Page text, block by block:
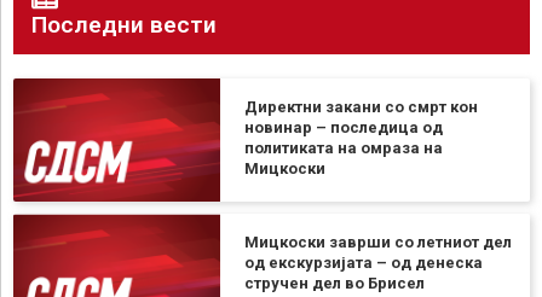
Последни вести
Директни закани со смрт кон
новинар – последица од
политиката на омраза на
Мицкоски
Мицкоски заврши со летниот дел
од екскурзијата – од денеска
стручен дел во Брисел